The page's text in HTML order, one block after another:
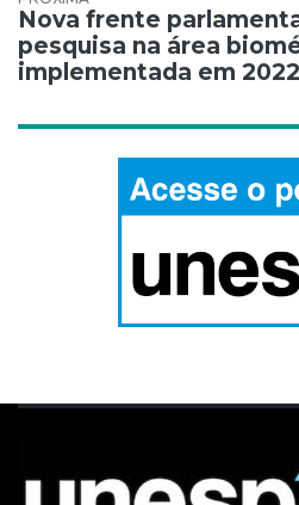
Nova frente
pesquisa na área
implementada em 2022